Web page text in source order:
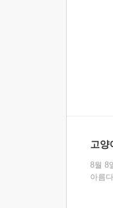
고양
8월 8
아름